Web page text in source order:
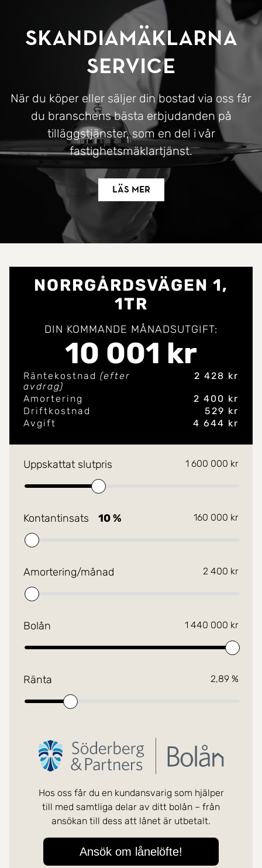
SkandiaMäklarna
Service
När du köper eller säljer din bostad via oss får
du branschens bästa erbjudanden på
tilläggstjänster, som en del i vår
fastighetsmäklartjänst.
Läs mer